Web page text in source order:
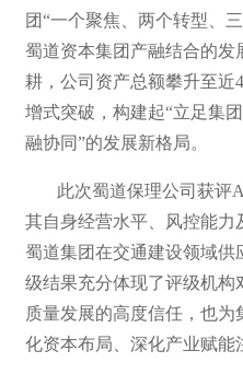
团“一个聚焦、两个转型、
蜀道资本集团产融结合的发
耕，公司资产总额攀升至近
增式突破，构建起“立足集
融协同”的发展新格局。
此次蜀道保理公司获评
其自身经营水平、风控能力
蜀道集团在交通建设领域
级结果充分体现了评级机构
质量发展的高度信任，也
化资本布局、深化产业赋能